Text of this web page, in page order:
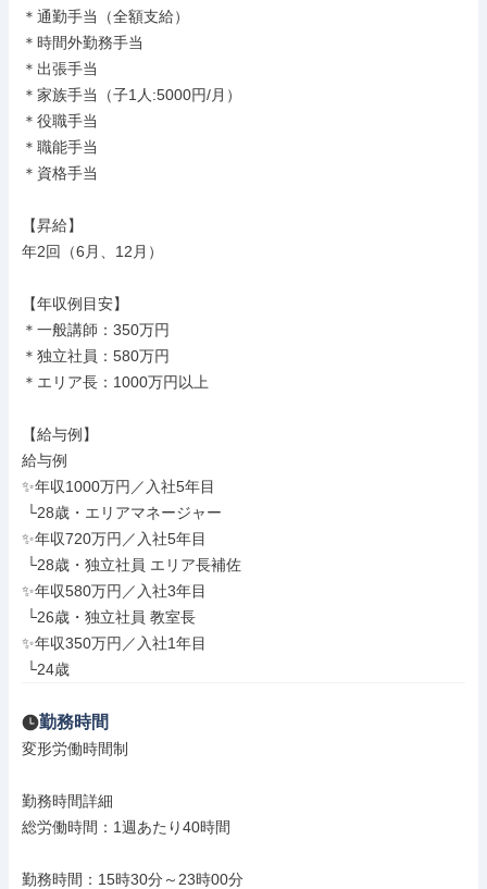
＊通勤手当（全額支給）
＊時間外勤務手当
＊出張手当
＊家族手当（子1人:5000円/月）
＊役職手当
＊職能手当
＊資格手当
【昇給】
年2回（6月、12月）
【年収例目安】
＊一般講師：350万円
＊独立社員：580万円
＊エリア長：1000万円以上
【給与例】
給与例
✨年収1000万円／入社5年目
✨年収720万円／入社5年目
✨年収580万円／入社3年目
✨年収350万円／入社1年目
└24歳
勤務時間
変形労働時間制
勤務時間詳細
総労働時間：1週あたり40時間
勤務時間：15時30分～23時00分